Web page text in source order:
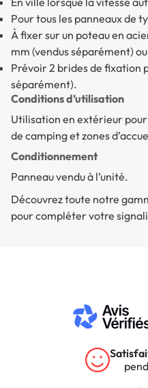
Pour tous les panneaux de
À fixer sur un poteau en
mm (vendus séparément)
Prévoir 2 brides de fixation
séparément).
Conditions d’utilisation
Utilisation en extérieur
de camping et zones
Conditionnement
Panneau vendu à l’unité.
Découvrez toute notre
pour compléter votre